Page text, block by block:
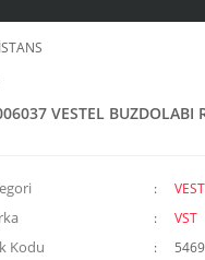
VESTEL BUZDOLABI
VST
Kodu 5469